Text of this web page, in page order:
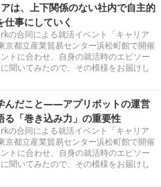
は、上下関係のない社内で自主的
事にしていく
の合同による就活イベント「キャリア
京都立産業貿易センター浜松町館で開催
トに合わせ、自身の就活時のエピソー
聞いてみたので、その模様をお届けし
んだこと――アプリボットの運営
る「巻き込み力」の重要性
の合同による就活イベント「キャリア
京都立産業貿易センター浜松町館で開催
トに合わせ、自身の就活時のエピソー
聞いてみたので、その模様をお届けし